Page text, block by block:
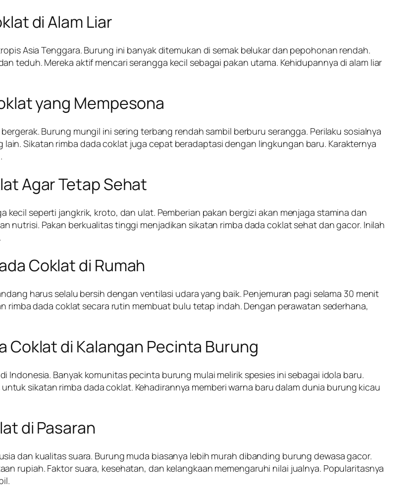
di Alam Liar
Asia Tenggara. Burung ini banyak ditemukan di semak belukar dan pepohonan rendah.
teduh. Mereka aktif mencari serangga kecil sebagai pakan utama. Kehidupannya di alam liar
yang Mempesona
Burung mungil ini sering terbang rendah sambil berburu serangga. Perilaku sosialnya
Sikatan rimba dada coklat juga cepat beradaptasi dengan lingkungan baru. Karakternya
Agar Tetap Sehat
kecil seperti jangkrik, kroto, dan ulat. Pemberian pakan bergizi akan menjaga stamina dan
nutrisi. Pakan berkualitas tinggi menjadikan sikatan rimba dada coklat sehat dan gacor. Inilah
Coklat di Rumah
harus selalu bersih dengan ventilasi udara yang baik. Penjemuran pagi selama 30 menit
rimba dada coklat secara rutin membuat bulu tetap indah. Dengan perawatan sederhana,
Coklat di Kalangan Pecinta Burung
Indonesia. Banyak komunitas pecinta burung mulai melirik spesies ini sebagai idola baru.
sikatan rimba dada coklat. Kehadirannya memberi warna baru dalam dunia burung kicau
di Pasaran
dan kualitas suara. Burung muda biasanya lebih murah dibanding burung dewasa gacor.
rupiah. Faktor suara, kesehatan, dan kelangkaan memengaruhi nilai jualnya. Popularitasnya